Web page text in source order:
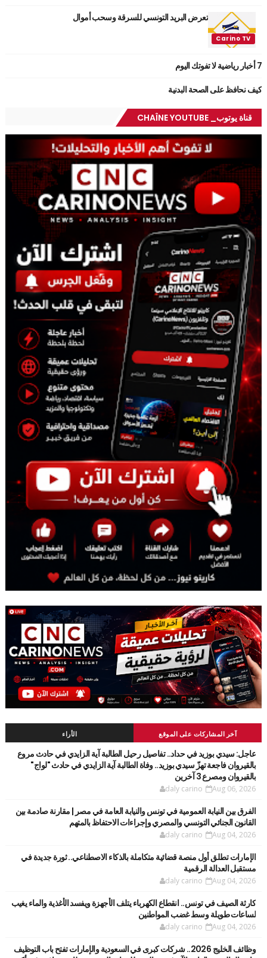
تعرض البريد التونسي للسرقة وسحب أموال
7 أخبار رياضية لا تفوتك اليوم
كيف نحافظ على الصحة البدنية
قناة يوتوب_ CHAÎNE YOUTUBE
آخر المشاركات على الموقع الأراء
عاجل: سيدي بوزيد في حداد.. تفاصيل رحيل الطالبة آية الزايدي في حادث مروع
بالقيروان فاجعة تهزّ سيدي بوزيد.. وفاة الطالبة آية الزايدي في حادث "لواج"
بالقيروان ومصرع 3 آخرين
daly carino Aug 06, 2026
الفرق بين النيابة العمومية في تونس والنيابة العامة في مصر | مقارنة صادمة بين
القانون الجنائي التونسي والمصري وإجراءات الاحتفاظ بالمتهم
daly carino Aug 04, 2026
الإمارات تطلق أول منصة قضائية متكاملة بالذكاء الاصطناعي.. ثورة جديدة في
مستقبل العدالة الرقمية
daly carino Aug 04, 2026
كارثة الصيف في تونس.. انقطاع الكهرباء يتلف الأجهزة ويفسد الأغذية والماء يغيب
لساعات طويلة وسط غضب المواطنين
daly carino Aug 04, 2026
وظائف الخليج 2026.. شركات كبرى في السعودية والإمارات تفتح باب التوظيف